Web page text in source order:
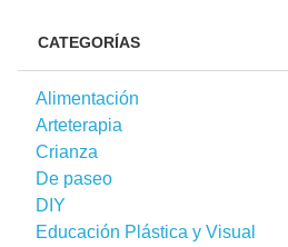
CATEGORÍAS
Alimentación
Arteterapia
Crianza
De paseo
DIY
Educación Plástica y Visual